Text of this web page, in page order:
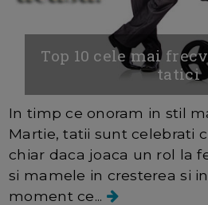
Top 10 cele mai
tatici
In timp ce onoram in stil
Martie, tatii sunt celebrati
chiar daca joaca un rol la
si mamele in cresterea si
moment ce...